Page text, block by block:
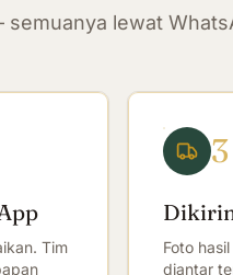
lewat
Tim
3
Foto
diantar